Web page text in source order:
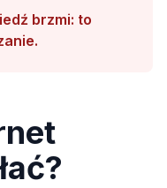
brzmi: to